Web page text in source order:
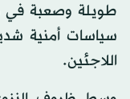
طويلة وصعبة
سياسات أمنية
اللاجئين.